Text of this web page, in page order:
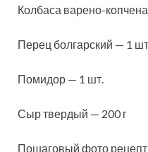
Колбаса варено-
Перец болгарский — 1
Помидор — 1 шт.
Сыр твердый — 200 г
Пошаговый фото рецепт